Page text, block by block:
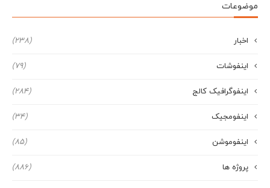
موضوعات
اخبار (238)
اینفوشات (79)
اینفوگرافیک کالج (284)
اینفومجیک (34)
اینفوموشن (85)
پروژه ها (886)